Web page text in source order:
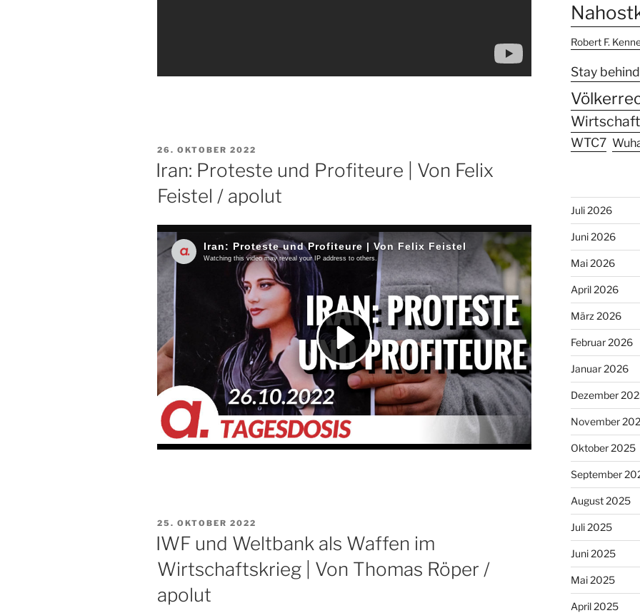
VERÖFFENTLICHT
AM
26. OKTOBER 2022
Iran: Proteste und Profiteure | Von Felix
Feistel / apolut
VERÖFFENTLICHT
AM
25. OKTOBER 2022
IWF und Weltbank als Waffen im
Wirtschaftskrieg | Von Thomas Röper /
apolut
Robert F.
Stay behind
WTC7
Juli 2026
Juni 2026
Mai 2026
April 2026
März 2026
Februar 2026
Januar 2026
Dezember
November
Oktober 2025
September
August 2025
Juli 2025
Juni 2025
Mai 2025
April 2025